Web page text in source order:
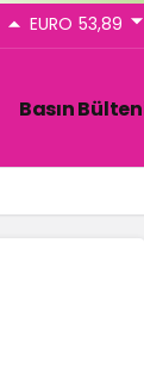
EURO 53,89
Basın